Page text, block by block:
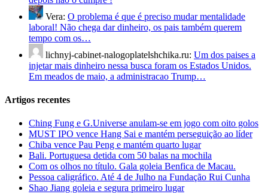
Vera: O problema é que é preciso mudar mentalidade
laboral! Não chega dar dinheiro, os pais também querem
tempo com os…
lichnyj-cabinet-nalogoplatelshchika.ru: Um dos paises a
injetar mais dinheiro nessa busca foram os Estados Unidos.
Em meados de maio, a administracao Trump…
Artigos recentes
Ching Fung e G.Universe anulam-se em jogo com oito golos
MUST IPO vence Hang Sai e mantém perseguição ao líder
Chiba vence Pau Peng e mantém quarto lugar
Bali. Portuguesa detida com 50 balas na mochila
Com os olhos no título. Gala goleia Benfica de Macau.
Pessoa caligráfico. Até 4 de Julho na Fundação Rui Cunha
Shao Jiang goleia e segura primeiro lugar